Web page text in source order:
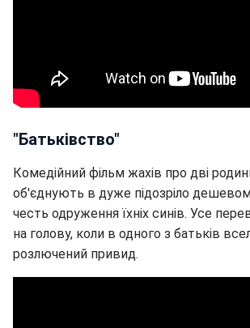
"Батьківство"
Комедійний фільм жахів про дві
об'єднують в дуже підозріло
честь одруження їхніх синів. Усе
на голову, коли в одного з батьків
розлючений привид.